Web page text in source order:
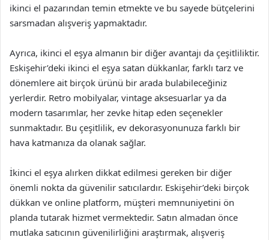
ikinci el pazarından temin etmekte ve bu sayede bütçelerini
sarsmadan alışveriş yapmaktadır.
Ayrıca, ikinci el eşya almanın bir diğer avantajı da çeşitliliktir.
Eskişehir’deki ikinci el eşya satan dükkanlar, farklı tarz ve
dönemlere ait birçok ürünü bir arada bulabileceğiniz
yerlerdir. Retro mobilyalar, vintage aksesuarlar ya da
modern tasarımlar, her zevke hitap eden seçenekler
sunmaktadır. Bu çeşitlilik, ev dekorasyonunuza farklı bir
hava katmanıza da olanak sağlar.
İkinci el eşya alırken dikkat edilmesi gereken bir diğer
önemli nokta da güvenilir satıcılardır. Eskişehir’deki birçok
dükkan ve online platform, müşteri memnuniyetini ön
planda tutarak hizmet vermektedir. Satın almadan önce
mutlaka satıcının güvenilirliğini araştırmak, alışveriş